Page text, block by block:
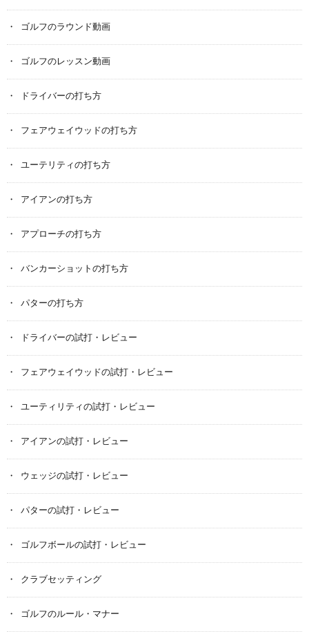
ゴルフのラウンド動画
ゴルフのレッスン動画
ドライバーの打ち方
フェアウェイウッドの打ち方
ユーテリティの打ち方
アイアンの打ち方
アプローチの打ち方
バンカーショットの打ち方
パターの打ち方
ドライバーの試打・レビュー
フェアウェイウッドの試打・レビュー
ユーティリティの試打・レビュー
アイアンの試打・レビュー
ウェッジの試打・レビュー
パターの試打・レビュー
ゴルフボールの試打・レビュー
クラブセッティング
ゴルフのルール・マナー